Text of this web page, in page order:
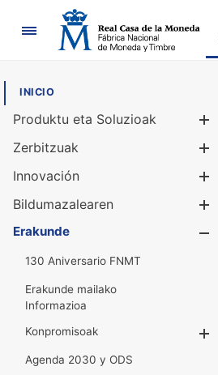
Nabigazioa
INICIO
Produktu eta Soluzioak
Zerbitzuak
Innovación
Bildumazalearen
Erakunde
130 Aniversario FNMT
Erakunde mailako
Informazioa
Konpromisoak
Agenda 2030 y ODS